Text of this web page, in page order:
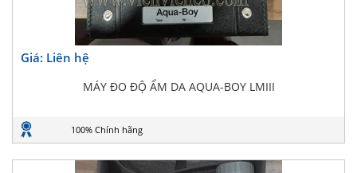
Giá: Liên hệ
MÁY ĐO ĐỘ ẨM DA AQUA-BOY LMIII
100% Chính hãng